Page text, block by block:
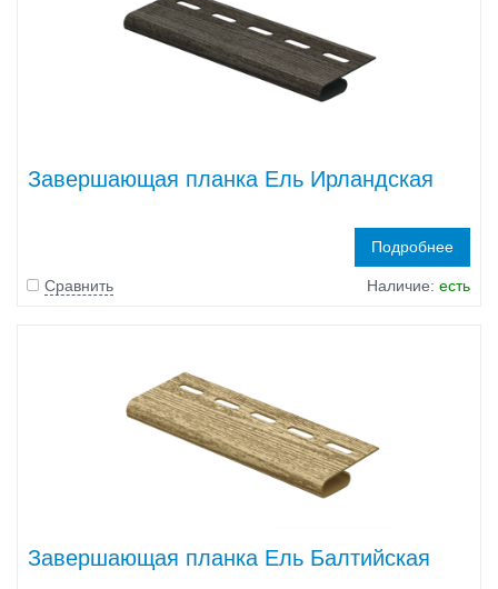
Завершающая планка Ель Ирландская
Подробнее
Сравнить Наличие: есть
Завершающая планка Ель Балтийская